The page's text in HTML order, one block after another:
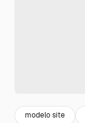
modelo site